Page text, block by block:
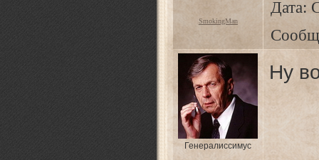
SmokingMan
Дата:
Генералиссимус
Ну